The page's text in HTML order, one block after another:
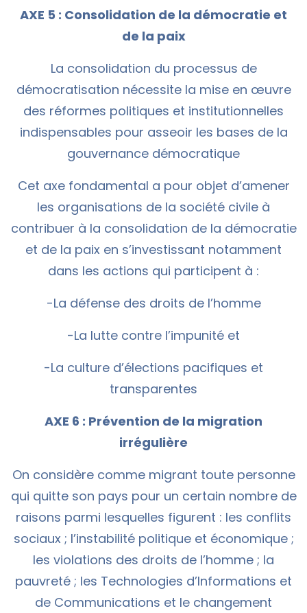
AXE 5 : Consolidation de la démocratie et
de la paix
La consolidation du processus de
démocratisation nécessite la mise en œuvre
des réformes politiques et institutionnelles
indispensables pour asseoir les bases de la
gouvernance démocratique
Cet axe fondamental a pour objet d’amener
les organisations de la société civile à
contribuer à la consolidation de la démocratie
et de la paix en s’investissant notamment
dans les actions qui participent à :
-La défense des droits de l’homme
-La lutte contre l’impunité et
-La culture d’élections pacifiques et
transparentes
AXE 6 : Prévention de la migration
irrégulière
On considère comme migrant toute personne
qui quitte son pays pour un certain nombre de
raisons parmi lesquelles figurent : les conflits
sociaux ; l’instabilité politique et économique ;
les violations des droits de l’homme ; la
pauvreté ; les Technologies d’Informations et
de Communications et le changement